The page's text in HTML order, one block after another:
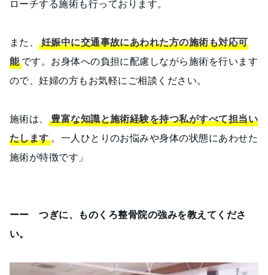
ローチする施術も行っております。
また、妊娠中に交通事故にあわれた方の施術も対応可
能です。お身体への負担に配慮しながら施術を行います
ので、妊婦の方もお気軽にご相談ください。
施術は、
豊富な知識と施術経験を持つ私がすべて担当い
たします 。一人ひとりのお悩みや身体の状態にあわせた
施術が特徴です」
ーー つぎに、ものくろ整骨院の強みを教えてくださ
い。